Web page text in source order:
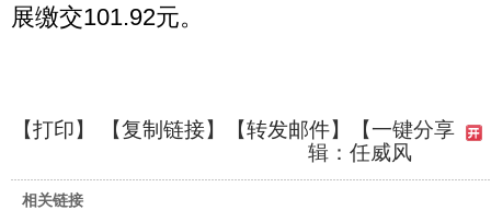
展缴交101.92元。
【打印】 【复制链接】【转发邮件】
【一键分享
辑：任威风
相关链接